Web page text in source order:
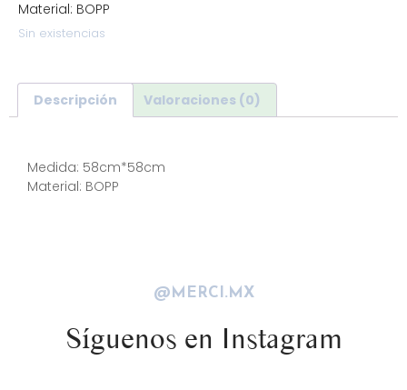
Material: BOPP
Sin existencias
Descripción Valoraciones (0)
Medida: 58cm*58cm
Material: BOPP
@MERCI.MX
Síguenos en Instagram